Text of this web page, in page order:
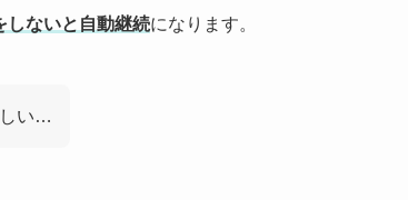
しないと自動継続になります。
しい…